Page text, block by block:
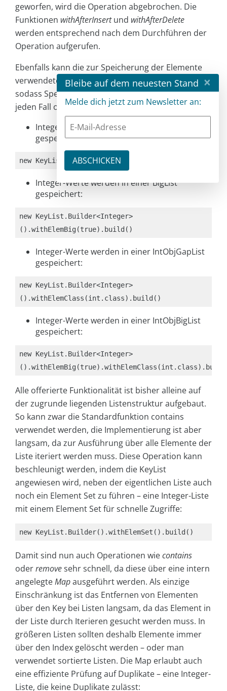
geworfen, wird die Operation abgebrochen. Die
Funktionen withAfterInsert und withAfterDelete
werden entsprechend nach dem Durchführen der
Operation aufgerufen.
Ebenfalls kann die zur Speicherung der Elemente
verwendete Datenstruktur angepasst werden,
sodass Speicherverbrauch und Performance für
jeden Fall optimiert werden können:
Integer-Werte werden in einer GapList
gespeichert:
new KeyList.Builder<Integer>().build()
Integer-Werte werden in einer BigList
gespeichert:
new KeyList.Builder<Integer>
().withElemBig(true).build()
Integer-Werte werden in einer IntObjGapList
gespeichert:
new KeyList.Builder<Integer>
().withElemClass(int.class).build()
Integer-Werte werden in einer IntObjBigList
gespeichert:
new KeyList.Builder<Integer>
Alle offerierte Funktionalität ist bisher alleine auf
der zugrunde liegenden Listenstruktur aufgebaut.
So kann zwar die Standardfunktion contains
verwendet werden, die Implementierung ist aber
langsam, da zur Ausführung über alle Elemente der
Liste iteriert werden muss. Diese Operation kann
beschleunigt werden, indem die KeyList
angewiesen wird, neben der eigentlichen Liste auch
noch ein Element Set zu führen – eine Integer-Liste
mit einem Element Set für schnelle Zugriffe:
new KeyList.Builder().withElemSet().build()
Damit sind nun auch Operationen wiecontains
oderremovesehr schnell, da diese über eine intern
angelegteMapausgeführt werden. Als einzige
Einschränkung ist das Entfernen von Elementen
über den Key bei Listen langsam, da das Element in
der Liste durch Iterieren gesucht werden muss. In
größeren Listen sollten deshalb Elemente immer
über den Index gelöscht werden – oder man
verwendet sortierte Listen. Die Map erlaubt auch
eine effiziente Prüfung auf Duplikate – eine Integer-
Liste, die keine Duplikate zulässt:
Bleibe auf dem neuesten Stand ×
Melde dich jetzt zum Newsletter an: